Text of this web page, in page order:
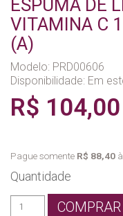
ESPUMA DE
VITAMINA C
(A)
Modelo: PRD00606
Disponibilidade: Em
R$ 104,00
Pague somente R$ 88,40
Quantidade
COMPRAR